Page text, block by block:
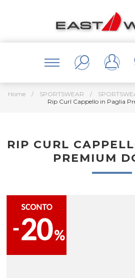
Home / SPORTSWEAR /
Rip Curl Cappello in Paglia
RIP CURL
PREMIUM